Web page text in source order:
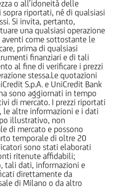
o all’idoneità delle
riportati, né di qualsiasi
Si invita, pertanto,
una qualsiasi operazione
come sottostante le
prima di qualsiasi
finanziari e di tali
al fine di verificare i prezzi
stessa.Le quotazioni
S.p.A. e UniCredit Bank
sono aggiornati in tempo
di mercato. I prezzi riportati
altre informazioni e i dati
illustrativo, non
di mercato e possono
temporale di oltre 20
sono stati elaborati
ritenute affidabili;
tali dati, informazioni e
direttamente da
di Milano o da altro